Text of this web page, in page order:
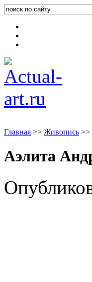
Главная >> Живопись >>
Аэлита